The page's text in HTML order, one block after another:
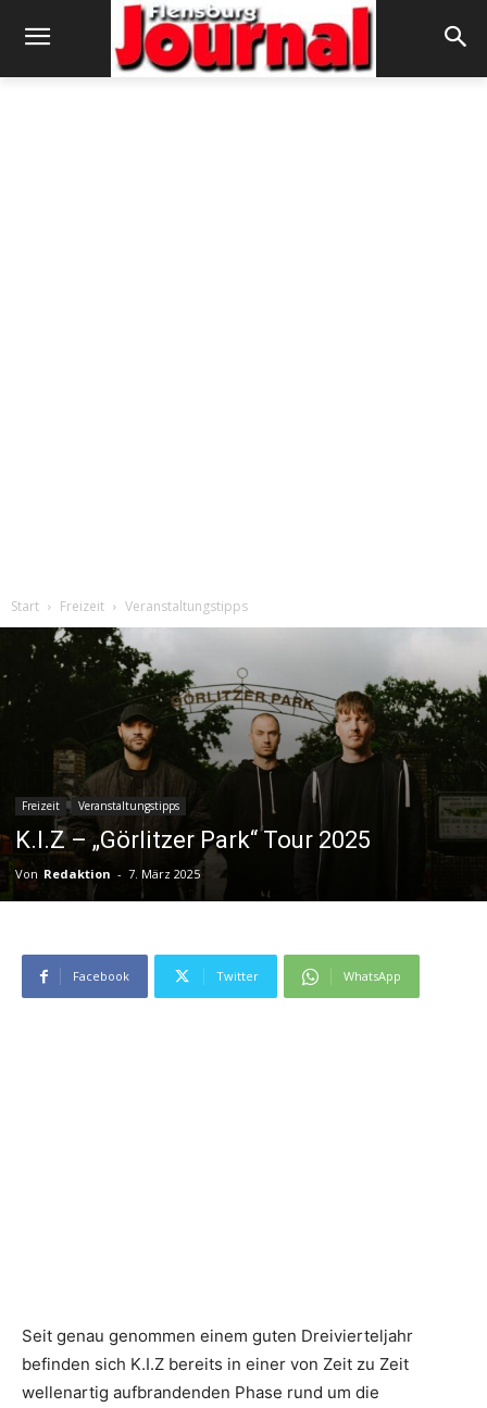
Start Freizeit Veranstaltungstipps
Freizeit Veranstaltungstipps
K.I.Z – „Görlitzer Park“ Tour 2025
Von Redaktion - 7. März 2025
Facebook Twitter WhatsApp
Seit genau genommen einem guten Dreivierteljahr
befinden sich K.I.Z bereits in einer von Zeit zu Zeit
wellenartig aufbrandenden Phase rund um die